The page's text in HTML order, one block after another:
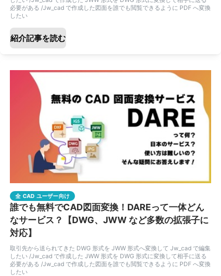
必要がある /Jw_cad で作成した図面を誰でも閲覧できるように PDF へ変換
したい
紹介記事を読む
全 CAD ユーザー向け
誰でも無料でCAD図面変換！DAREって一体どん
なサービス？【DWG、JWW など多数の拡張子に
対応】
取引先から送られてきた DWG 形式を JWW 形式へ変換して Jw_cad で編集
したい /Jw_cad で作成した JWW 形式を DWG 形式に変換して相手に送る
必要がある /Jw_cad で作成した図面を誰でも閲覧できるように PDF へ変換
したい